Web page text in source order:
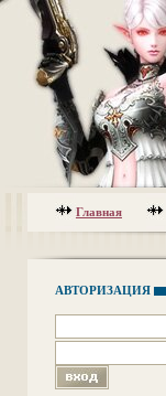
Главная
АВТОРИЗАЦИЯ